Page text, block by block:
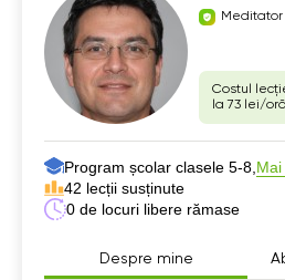
Costul
la 73 lei/oră
Program școlar clasele 5-8,
42 lecții susținute
0 de locuri libere rămase
Despre mine